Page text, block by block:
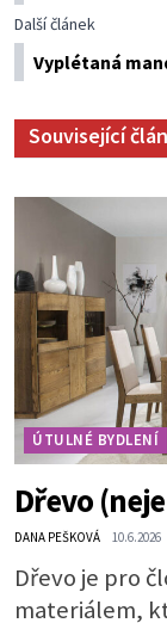
Další článek
Vyplétaná
Související
ÚTULNÉ BYDLENÍ
Dřevo
DANA PEŠKOVÁ 10.6.2026
Dřevo je pro
materiálem,